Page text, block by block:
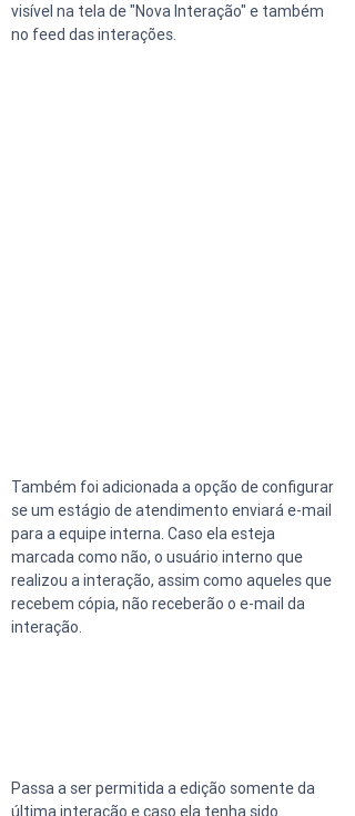
visível na tela de "Nova Interação" e também
no feed das interações.
Também foi adicionada a opção de configurar
se um estágio de atendimento enviará e-mail
para a equipe interna. Caso ela esteja
marcada como não, o usuário interno que
realizou a interação, assim como aqueles que
recebem cópia, não receberão o e-mail da
interação.
Passa a ser permitida a edição somente da
última interação e caso ela tenha sido